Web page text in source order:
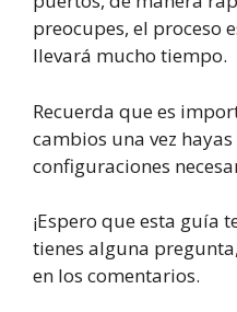
preocupes, el proceso
llevará mucho tiempo.
Recuerda que es
cambios una vez
configuraciones
¡Espero que esta guía
tienes alguna
en los comentarios.